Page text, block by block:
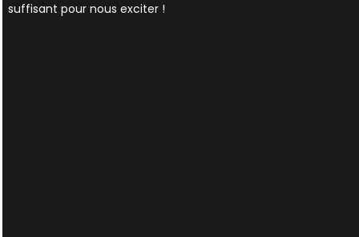
suffisant pour nous exciter !